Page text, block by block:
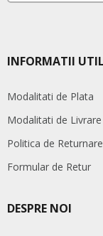
INFORMATII
Modalitati de Plata
Modalitati de Livrare
Politica de Returnare
Formular de Retur
DESPRE NOI